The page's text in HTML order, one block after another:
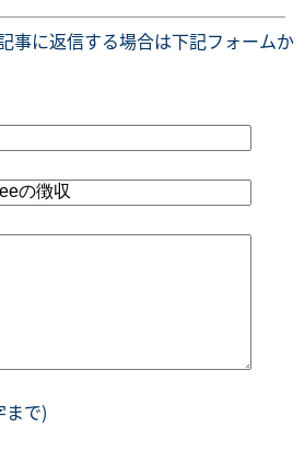
事に返信する場合は下記フォームか
まで)